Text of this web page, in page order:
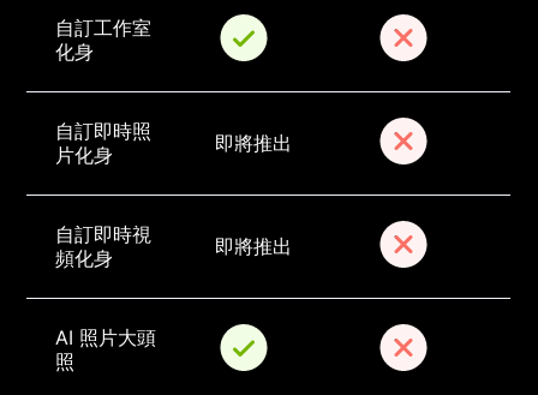
自訂工作室
化身
自訂即時照
片化身
即將推出
自訂即時視
頻化身
即將推出
AI 照片大頭
照